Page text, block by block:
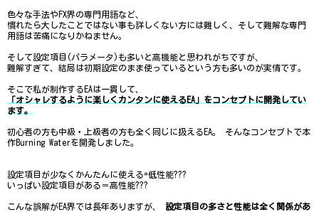
色々な手法やFX界の専門用語など、
慣れたら大したことではない事も詳しくない方には難しく、そして難解な専門
用語は苦痛になりかねません。
そして設定項目(パラメータ)も多いと高機能と思われがちですが、
難解すぎて、結局は初期設定のまま使っているという方も多いのが実情です。
そこで私が制作するEAは一貫して、
「オシャレするように楽しくカンタンに使えるEA」をコンセプトに開発してい
ます。
初心者の方も中級・上級者の方も全く同じに扱えるEA。 そんなコンセプトで本
作Burning Waterを開発しました。
設定項目が少なくかんたんに使える=低性能???
いっぱい設定項目がある＝高性能???
こんな誤解がEA界では長年ありますが、 設定項目の多さと性能は全く関係があ